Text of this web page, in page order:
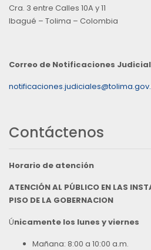
Cra. 3 entre Calles 10A y 11
Ibagué – Tolima – Colombia
Correo de Notificaciones
Contáctenos
Horario de atención
ATENCIÓN AL PÚBLICO EN LAS
PISO DE LA GOBERNACION
Únicamente los lunes y viernes
Mañana: 8:00 a 10:00 a.m.